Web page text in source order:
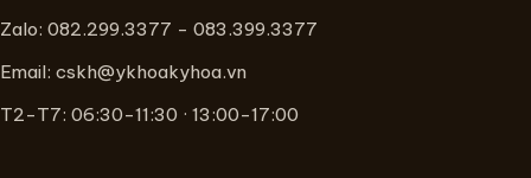
Zalo: 082.299.3377 - 083.399.3377
Email: cskh@ykhoakyhoa.vn
T2-T7: 06:30-11:30 · 13:00-17:00